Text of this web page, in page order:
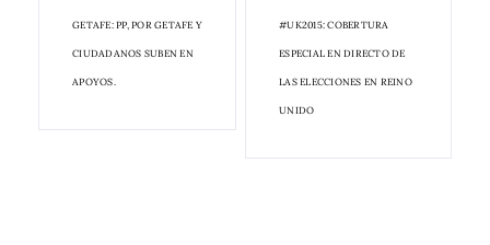
GETAFE: PP, POR GETAFE Y
CIUDADANOS SUBEN EN
APOYOS.
#UK2015: COBERTURA
ESPECIAL EN DIRECTO DE
LAS ELECCIONES EN REINO
UNIDO